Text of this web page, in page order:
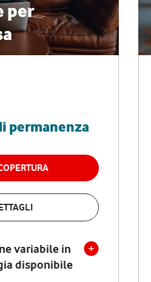
per
permanenza
variabile in
disponibile